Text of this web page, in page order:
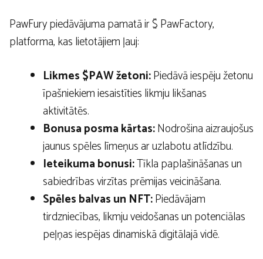
PawFury piedāvājuma pamatā ir $ PawFactory,
platforma, kas lietotājiem ļauj:
Likmes $PAW žetoni:Piedāvā iespēju žetonu
īpašniekiem iesaistīties likmju likšanas
aktivitātēs.
Bonusa posma kārtas:Nodrošina aizraujošus
jaunus spēles līmeņus ar uzlabotu atlīdzību.
Ieteikuma bonusi:Tīkla paplašināšanas un
sabiedrības virzītas prēmijas veicināšana.
Spēles balvas un NFT:Piedāvājam
tirdzniecības, likmju veidošanas un potenciālas
peļņas iespējas dinamiskā digitālajā vidē.